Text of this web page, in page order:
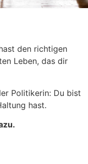
den richtigen
Leben, das dir
Politikerin: Du bist
hast.